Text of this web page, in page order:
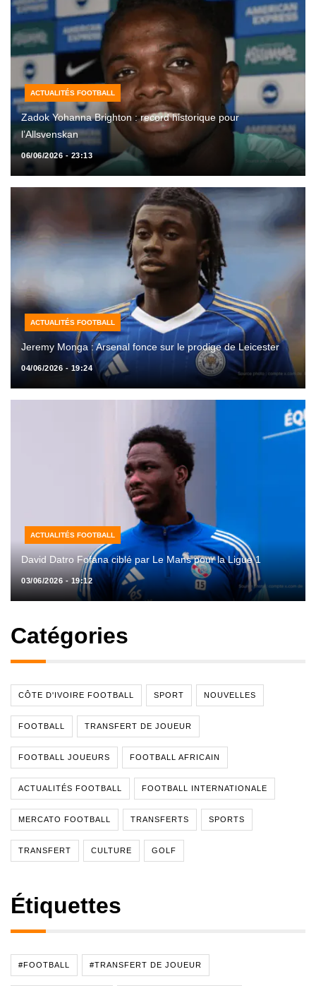
ACTUALITÉS FOOTBALL
Zadok Yohanna Brighton : record historique pour
l’Allsvenskan
06/06/2026 - 23:13
ACTUALITÉS FOOTBALL
Jeremy Monga : Arsenal fonce sur le prodige de Leicester
04/06/2026 - 19:24
ACTUALITÉS FOOTBALL
David Datro Fofana ciblé par Le Mans pour la Ligue 1
03/06/2026 - 19:12
Catégories
CÔTE D'IVOIRE FOOTBALL SPORT NOUVELLES
FOOTBALL TRANSFERT DE JOUEUR
FOOTBALL JOUEURS FOOTBALL AFRICAIN
ACTUALITÉS FOOTBALL FOOTBALL INTERNATIONALE
MERCATO FOOTBALL TRANSFERTS SPORTS
TRANSFERT CULTURE GOLF
Étiquettes
#FOOTBALL #TRANSFERT DE JOUEUR